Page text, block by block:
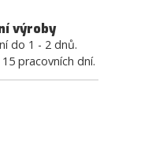
výroby
do 1 - 2 dnů.
pracovních dní.